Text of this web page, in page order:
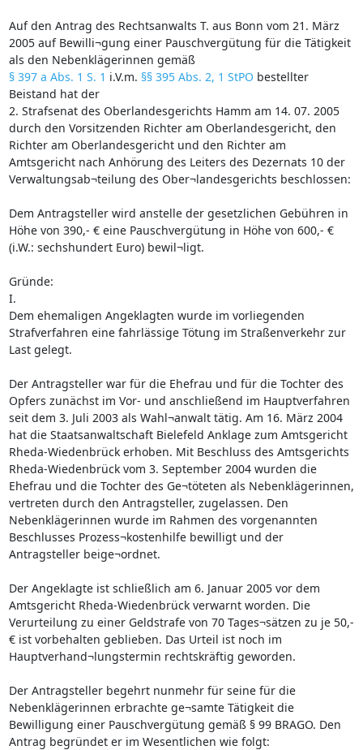
Auf den Antrag des Rechtsanwalts T. aus Bonn vom 21. März
2005 auf Bewilli¬gung einer Pauschvergütung für die Tätigkeit
als den Nebenklägerinnen gemäß
§ 397 a Abs. 1 S. 1 i.V.m. §§ 395 Abs. 2, 1 StPO bestellter
Beistand hat der
2. Strafsenat des Oberlandesgerichts Hamm am 14. 07. 2005
durch den Vorsitzenden Richter am Oberlandesgericht, den
Richter am Oberlandesgericht und den Richter am
Amtsgericht nach Anhörung des Leiters des Dezernats 10 der
Verwaltungsab¬teilung des Ober¬landesgerichts beschlossen:
Dem Antragsteller wird anstelle der gesetzlichen Gebühren in
Höhe von 390,- € eine Pauschvergütung in Höhe von 600,- €
(i.W.: sechshundert Euro) bewil¬ligt.
Gründe:
I.
Dem ehemaligen Angeklagten wurde im vorliegenden
Strafverfahren eine fahrlässige Tötung im Straßenverkehr zur
Last gelegt.
Der Antragsteller war für die Ehefrau und für die Tochter des
Opfers zunächst im Vor- und anschließend im Hauptverfahren
seit dem 3. Juli 2003 als Wahl¬anwalt tätig. Am 16. März 2004
hat die Staatsanwaltschaft Bielefeld Anklage zum Amtsgericht
Rheda-Wiedenbrück erhoben. Mit Beschluss des Amtsgerichts
Rheda-Wiedenbrück vom 3. September 2004 wurden die
Ehefrau und die Tochter des Ge¬töteten als Nebenklägerinnen,
vertreten durch den Antragsteller, zugelassen. Den
Nebenklägerinnen wurde im Rahmen des vorgenannten
Beschlusses Prozess¬kostenhilfe bewilligt und der
Antragsteller beige¬ordnet.
Der Angeklagte ist schließlich am 6. Januar 2005 vor dem
Amtsgericht Rheda-Wiedenbrück verwarnt worden. Die
Verurteilung zu einer Geldstrafe von 70 Tages¬sätzen zu je 50,-
€ ist vorbehalten geblieben. Das Urteil ist noch im
Hauptverhand¬lungstermin rechtskräftig geworden.
Der Antragsteller begehrt nunmehr für seine für die
Nebenklägerinnen erbrachte ge¬samte Tätigkeit die
Bewilligung einer Pauschvergütung gemäß § 99 BRAGO. Den
Antrag begründet er im Wesentlichen wie folgt: